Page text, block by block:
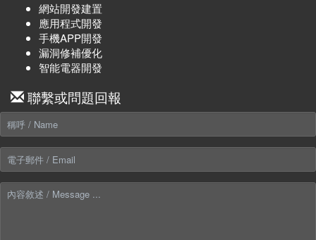
網站開發建置
應用程式開發
手機APP開發
漏洞修補優化
智能電器開發
聯繫或問題回報